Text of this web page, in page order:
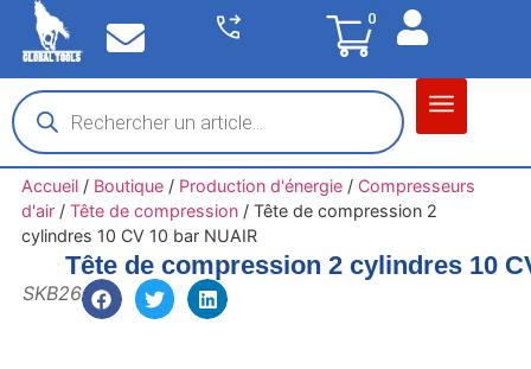
0
Accueil/ Boutique/ Production d'énergie/ Compresseurs
d'air/ Tête de compression/ Tête de compression 2
cylindres 10 CV 10 bar NUAIR
Tête de compression 2 cylindres 10
SKB26